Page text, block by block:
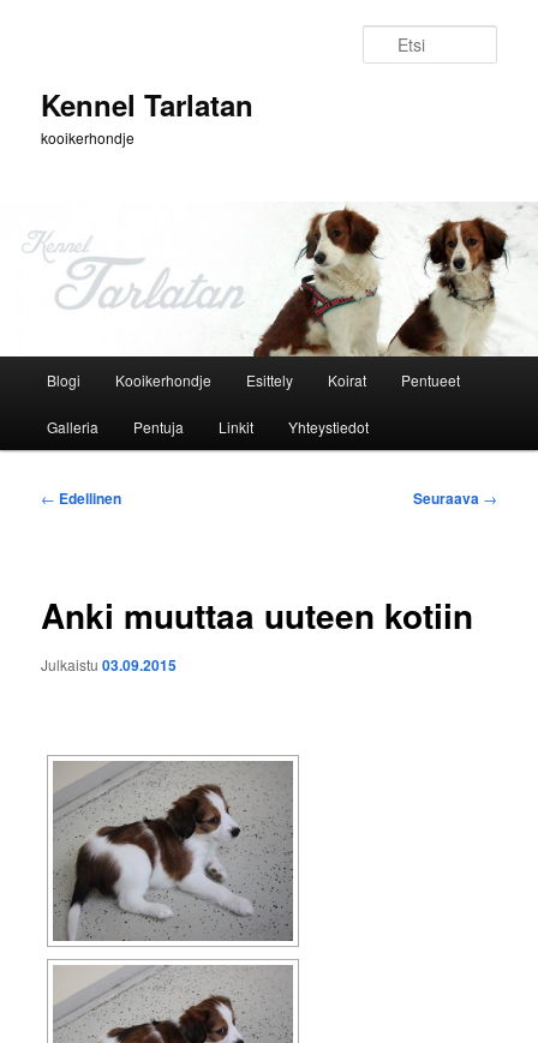
Kennel Tarlatan
kooikerhondje
Blogi Kooikerhondje Esittely Koirat Pentueet
Galleria Pentuja Linkit Yhteystiedot
Artikkelien
← Edellinen Seuraava →
Anki muuttaa uuteen kotiin
Julkaistu03.09.2015